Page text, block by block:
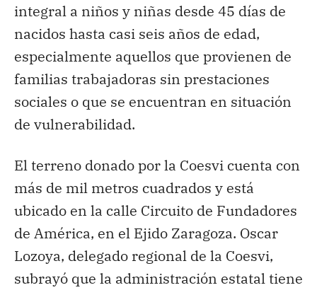
integral a niños y niñas desde 45 días de
nacidos hasta casi seis años de edad,
especialmente aquellos que provienen de
familias trabajadoras sin prestaciones
sociales o que se encuentran en situación
de vulnerabilidad.
El terreno donado por la Coesvi cuenta con
más de mil metros cuadrados y está
ubicado en la calle Circuito de Fundadores
de América, en el Ejido Zaragoza. Oscar
Lozoya, delegado regional de la Coesvi,
subrayó que la administración estatal tiene